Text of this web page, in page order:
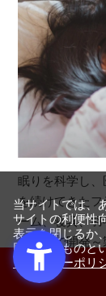
眠りを科学し
を続けてきた
ーム、寝具、
を自社で開発
て、時代のニ
当サイトでは、
サイトの利便性
表示を閉じるか
同意するものと
ライバシーポリ